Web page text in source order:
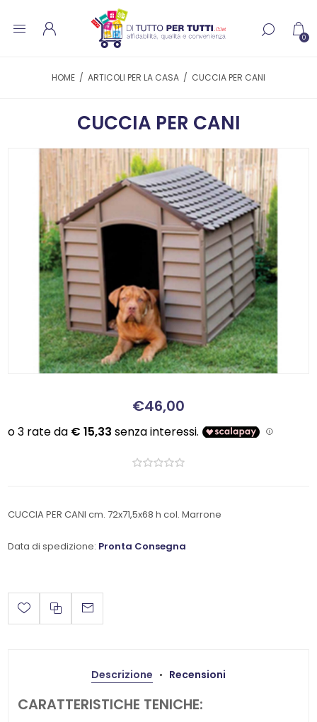
0
HOME / ARTICOLI PER LA CASA / CUCCIA PER CANI
CUCCIA PER CANI
€46,00
CUCCIA PER CANI cm. 72x71,5x68 h col. Marrone
Data di spedizione: Pronta Consegna
Descrizione Recensioni
CARATTERISTICHE TENICHE: